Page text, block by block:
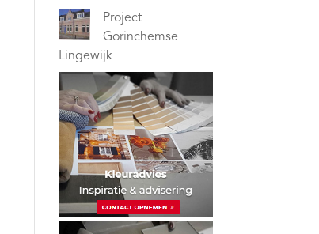
Project
Gorinchemse
Lingewijk